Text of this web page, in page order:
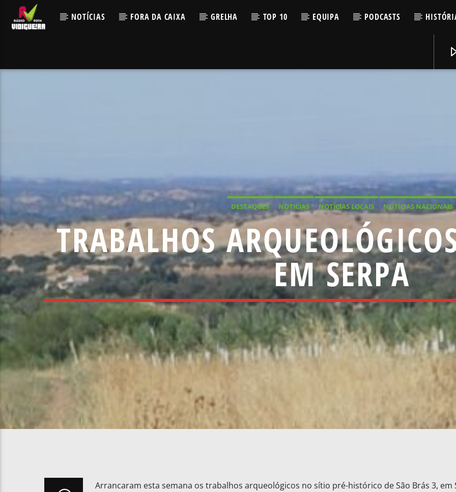
NOTÍCIAS FORA DA CAIXA GRELHA TOP 10 EQUIPA PODCASTS
DESTAQUES NOTICIAS NOTÍCIAS LOCAIS NOTÍCIAS NACIONAIS
TRABALHOS
EM SERPA
Arrancaram esta semana os trabalhos arqueológicos no sítio pré-histórico de São Brás 3, em